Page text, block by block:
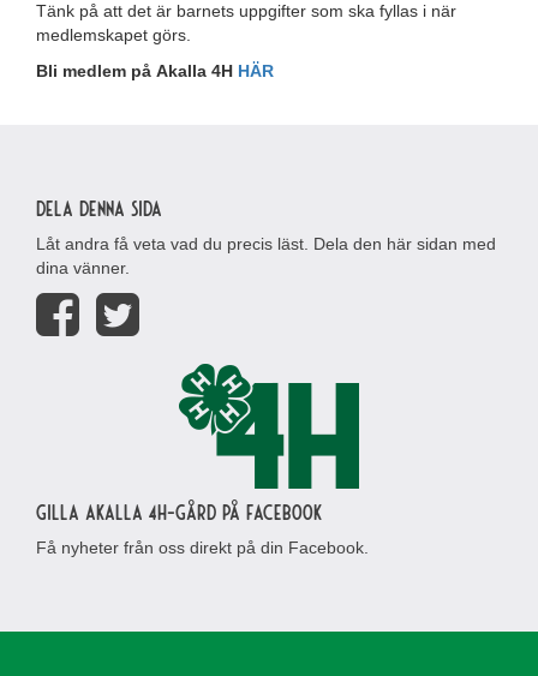
Tänk på att det är barnets uppgifter som ska fyllas i när
medlemskapet görs.
Bli medlem på Akalla 4H HÄR
Dela denna sida
Låt andra få veta vad du precis läst. Dela den här sidan med
dina vänner.
Gilla Akalla 4H-gård på Facebook
Få nyheter från oss direkt på din Facebook.